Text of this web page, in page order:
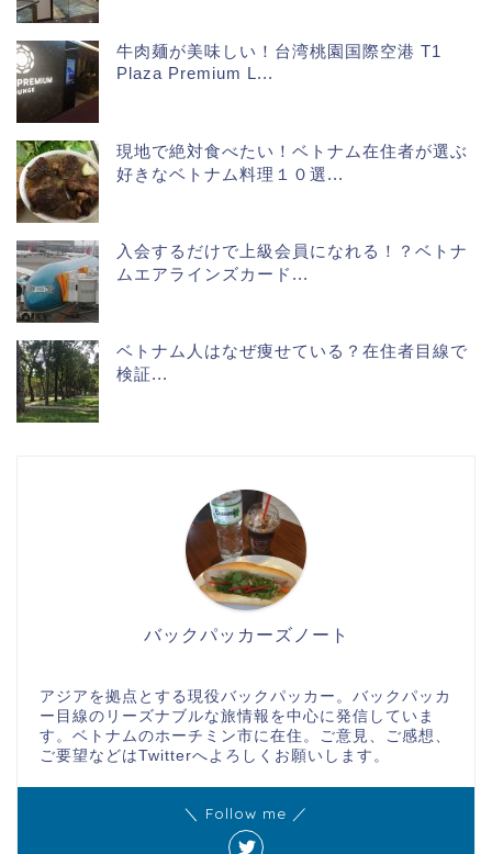
牛肉麺が美味しい！台湾桃園国際空港 T1
Plaza Premium L...
現地で絶対食べたい！ベトナム在住者が選ぶ
好きなベトナム料理１０選...
入会するだけで上級会員になれる！？ベトナ
ムエアラインズカード...
ベトナム人はなぜ痩せている？在住者目線で
検証...
バックパッカーズノート
アジアを拠点とする現役バックパッカー。バックパッカ
ー目線のリーズナブルな旅情報を中心に発信していま
す。ベトナムのホーチミン市に在住。ご意見、ご感想、
ご要望などはTwitterへよろしくお願いします。
＼ Follow me ／